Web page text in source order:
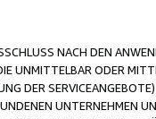
NACH DEN
UNMITTELBAR ODER
DER
UNTERNEHMEN